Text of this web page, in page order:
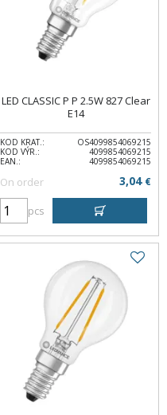
LED CLASSIC P P 2.5W 827 Clear
E14
KOD KRAT.:
OS4099854069215
KOD VÝR.:
4099854069215
EAN.:
4099854069215
On order 3,04 €
pcs